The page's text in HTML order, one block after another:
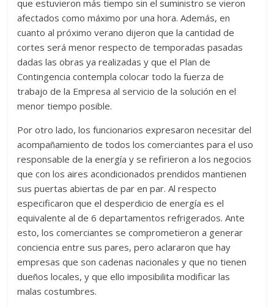
que estuvieron más tiempo sin el suministro se vieron
afectados como máximo por una hora. Además, en
cuanto al próximo verano dijeron que la cantidad de
cortes será menor respecto de temporadas pasadas
dadas las obras ya realizadas y que el Plan de
Contingencia contempla colocar todo la fuerza de
trabajo de la Empresa al servicio de la solución en el
menor tiempo posible.
Por otro lado, los funcionarios expresaron necesitar del
acompañamiento de todos los comerciantes para el uso
responsable de la energía y se refirieron a los negocios
que con los aires acondicionados prendidos mantienen
sus puertas abiertas de par en par. Al respecto
especificaron que el desperdicio de energía es el
equivalente al de 6 departamentos refrigerados. Ante
esto, los comerciantes se comprometieron a generar
conciencia entre sus pares, pero aclararon que hay
empresas que son cadenas nacionales y que no tienen
dueños locales, y que ello imposibilita modificar las
malas costumbres.